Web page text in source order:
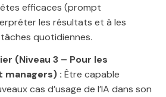
efficaces (prompt
les résultats et à les
quotidiennes.
(Niveau 3 – Pour les
managers) : Être capable
cas d’usage de l’IA dans son